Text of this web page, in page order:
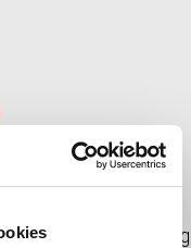
Hook and flat ring